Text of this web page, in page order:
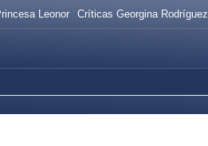
Leonor Críticas Georgina Rodríguez